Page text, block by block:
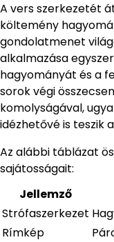
A vers szerkezetét
költemény
gondolatmenet
alkalmazása
hagyományát és a
sorok végi
komolyságával,
idézhetővé is teszik
Az alábbi táblázat
sajátosságait:
Jellemző
Strófaszerkezet
Rímkép